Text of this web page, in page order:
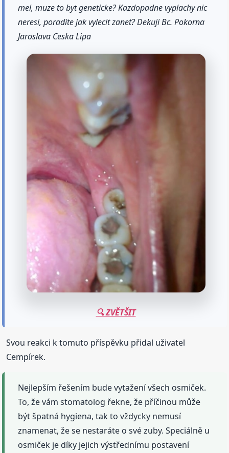
mel, muze to byt geneticke? Kazdopadne vyplachy nic
neresi, poradite jak vylecit zanet? Dekuji Bc. Pokorna
Jaroslava Ceska Lipa
🔍 ZVĚTŠIT
Svou reakci k tomuto příspěvku přidal uživatel
Cempírek.
Nejlepším řešením bude vytažení všech osmiček.
To, že vám stomatolog řekne, že příčinou může
být špatná hygiena, tak to vždycky nemusí
znamenat, že se nestaráte o své zuby. Speciálně u
osmiček je díky jejich výstřednímu postavení